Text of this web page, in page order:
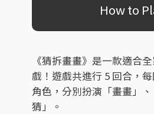
How to
《猜拆畫畫》是一款適合
戲！遊戲共進行 5 回合，
角色，分別扮演「畫畫」
猜」。